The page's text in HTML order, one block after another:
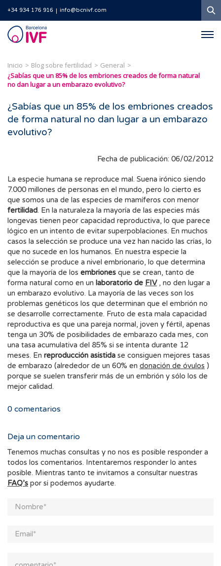
+34 934 176 916 info@bcnivf.com
Barcelona
IVF
Inicio Blog sobre fertilidad
General
¿Sabías que un 85% de los embriones creados de forma natural
no dan lugar a un embarazo evolutivo?
¿Sabías que un 85% de los embriones creados
de forma natural no dan lugar a un embarazo
evolutivo?
Fecha de publicación: 06/02/2012
La especie humana se reproduce mal. Suena irónico siendo
7.000 millones de personas en el mundo, pero lo cierto es
que somos una de las especies de mamíferos con menor
fertilidad. En la naturaleza la mayoría de las especies más
longevas tienen peor capacidad reproductiva, lo que parece
lógico en un intento de evitar superpoblaciones. En muchos
casos la selección se produce una vez han nacido las crías, lo
que no sucede en los humanos. En nuestra especie la
selección se produce a nivel embrionario, lo que determina
que la mayoría de los embriones que se crean, tanto de
forma natural como en un laboratorio de FIV , no den lugar a
un embarazo evolutivo. La mayoría de las veces son los
problemas genéticos los que determinan que el embrión no
se desarrolle correctamente. Fruto de esta mala capacidad
reproductiva es que una pareja normal, joven y fértil, apenas
tenga un 30% de posibilidades de embarazo cada mes, con
una tasa acumulativa del 85% si se intenta durante 12
meses. En reproducción asistida se consiguen mejores tasas
de embarazo (alrededor de un 60% en donación de óvulos )
porque se suelen transferir más de un embrión y sólo los de
mejor calidad.
0 comentarios
Deja un comentario
Tenemos muchas consultas y no nos es posible responder a
todos los comentarios. Intentaremos responder lo antes
posible. Mientras tanto te invitamos a consultar nuestras
FAQ’s por si podemos ayudarte.